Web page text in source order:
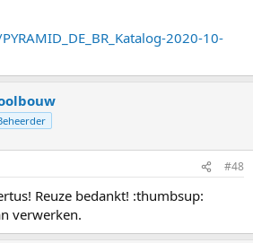
2020-10-
#48
Reuze bedankt! :thumbsup:
verwerken.